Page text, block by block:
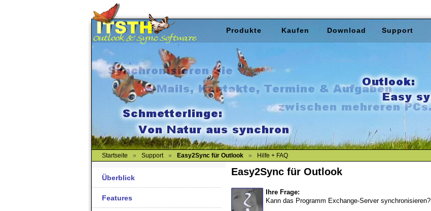
Startseite » Support » Easy2Sync für Outlook » Hilfe + FAQ
Überblick
Features
Easy2Sync für Outlook
Ihre Frage:
Kann das Programm Exchange-Server synchronisieren?
Produkte Kaufen Download Support